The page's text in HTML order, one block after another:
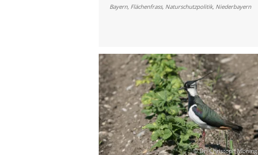
massiven
am
Beispiel
der
BMW-
Batteriefabrik
Bayern, Flächenfrass, Naturschutzpolitik, Niederbayern
© Dr. Christoph Moning